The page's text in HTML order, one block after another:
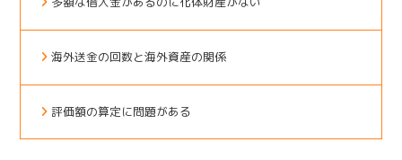
海外送金の回数と海外資産の関係
評価額の算定に問題がある